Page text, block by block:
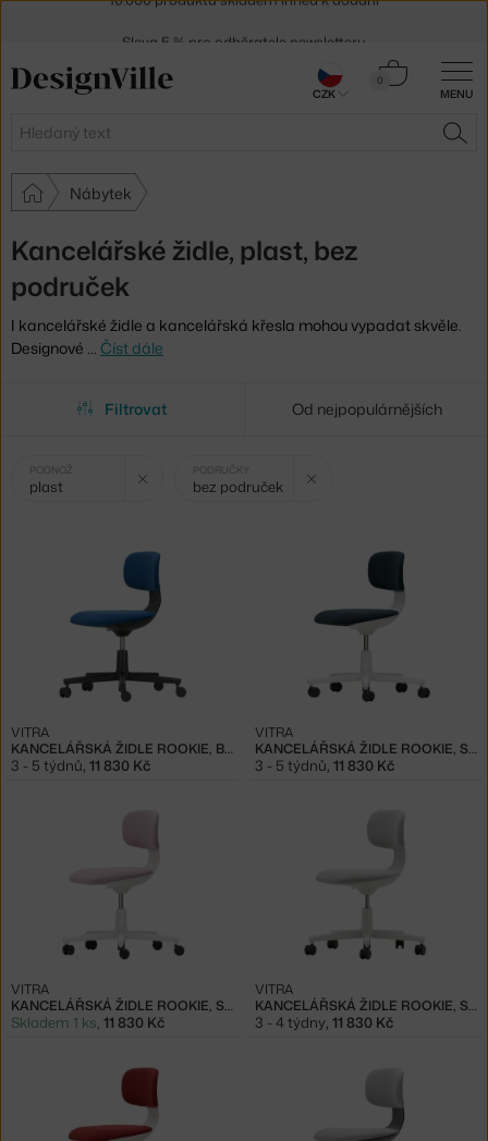
MENU
Hledat
0
Košík
Nábytek
Kancelářské židle, plast, bez
područek
I kancelářské židle a kancelářská křesla mohou vypadat skvěle.
Designové … Číst dále
Filtrovat Od nejpopulárnějších
Vybrané
filtry:
PODNOŽ
plast
Zrušit filtr
PODRUČKY
bez područek
KANCELÁŘSKÁ ŽIDLE ROOKIE, BLACK/BLUE
VITRA
3 - 5 týdnů 11 830 Kč
KANCELÁŘSKÁ ŽIDLE ROOKIE, SOFT GREY/PETROL
VITRA
3 - 5 týdnů 11 830 Kč
KANCELÁŘSKÁ ŽIDLE ROOKIE, SOFT GREY/PINK
VITRA
Skladem 1 ks, 11 830 Kč
KANCELÁŘSKÁ ŽIDLE ROOKIE, SOFT GREY/CREAM WHITE
VITRA
3 - 4 týdny, 11 830 Kč
30 dní na vrácení zboží
CZK